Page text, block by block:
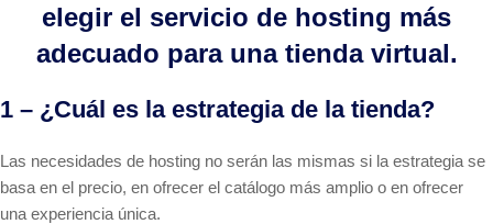
elegir el servicio de hosting más
adecuado para una tienda virtual.
1 – ¿Cuál es la estrategia de la tienda?
Las necesidades de hosting no serán las mismas si la estrategia se
basa en el precio, en ofrecer el catálogo más amplio o en ofrecer
una experiencia única.